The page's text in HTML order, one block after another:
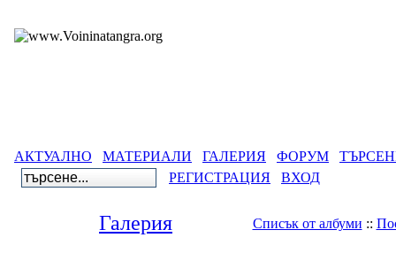
АКТУАЛНО МАТЕРИАЛИ ГАЛЕРИЯ ФОРУМ
РЕГИСТРАЦИЯ
ВХОД
Галерия Списък от албуми ::